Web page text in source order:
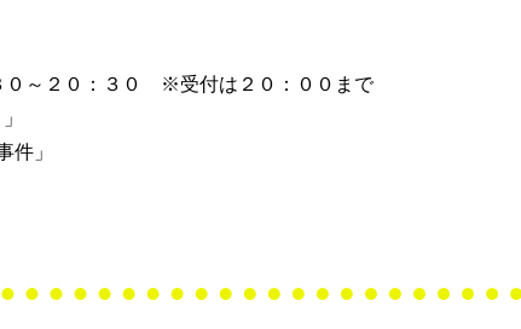
～２０：３０ ※受付は２０：００まで
」